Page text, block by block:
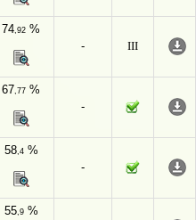
74,92 %
-
III
67,77 %
-
58,4%
-
55,9%